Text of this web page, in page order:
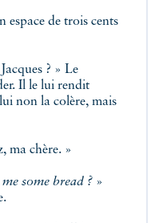
espace de trois cents
? » Le
Il le lui rendit
non la colère, mais
ma chère. »
some bread ? »